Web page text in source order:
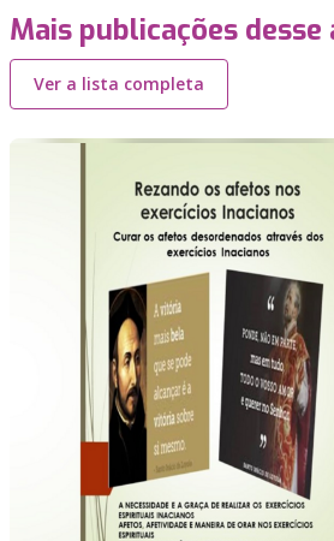
Mais publicações
Ver a lista completa